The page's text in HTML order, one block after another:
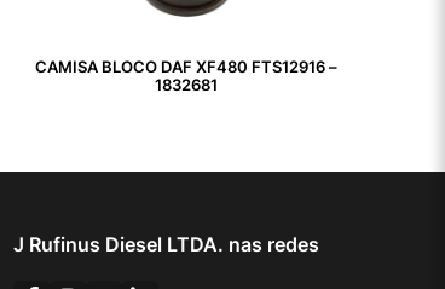
CAMISA BLOCO DAF XF480 FTS12916 –
1832681
J Rufinus Diesel LTDA. nas redes